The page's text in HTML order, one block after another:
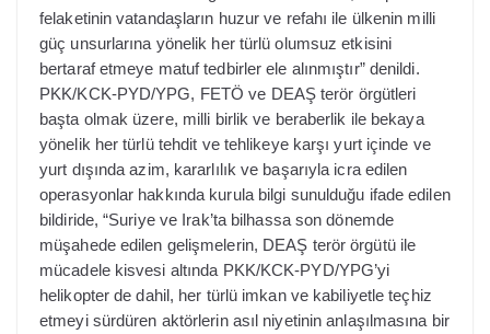
felaketinin vatandaşların huzur ve refahı ile ülkenin milli
güç unsurlarına yönelik her türlü olumsuz etkisini
bertaraf etmeye matuf tedbirler ele alınmıştır” denildi.
PKK/KCK-PYD/YPG, FETÖ ve DEAŞ terör örgütleri
başta olmak üzere, milli birlik ve beraberlik ile bekaya
yönelik her türlü tehdit ve tehlikeye karşı yurt içinde ve
yurt dışında azim, kararlılık ve başarıyla icra edilen
operasyonlar hakkında kurula bilgi sunulduğu ifade edilen
bildiride, “Suriye ve Irak’ta bilhassa son dönemde
müşahede edilen gelişmelerin, DEAŞ terör örgütü ile
mücadele kisvesi altında PKK/KCK-PYD/YPG’yi
helikopter de dahil, her türlü imkan ve kabiliyetle teçhiz
etmeyi sürdüren aktörlerin asıl niyetinin anlaşılmasına bir